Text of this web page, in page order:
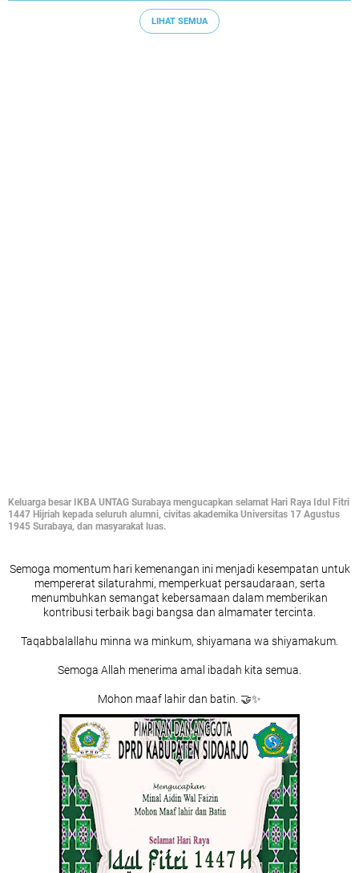
LIHAT SEMUA
Keluarga besar IKBA UNTAG Surabaya mengucapkan selamat Hari Raya Idul Fitri
1447 Hijriah kepada seluruh alumni, civitas akademika Universitas 17 Agustus
1945 Surabaya, dan masyarakat luas.
Semoga momentum hari kemenangan ini menjadi kesempatan untuk
mempererat silaturahmi, memperkuat persaudaraan, serta
menumbuhkan semangat kebersamaan dalam memberikan
kontribusi terbaik bagi bangsa dan almamater tercinta.
Taqabbalallahu minna wa minkum, shiyamana wa shiyamakum.
Semoga Allah menerima amal ibadah kita semua.
Mohon maaf lahir dan batin. 🤝✨